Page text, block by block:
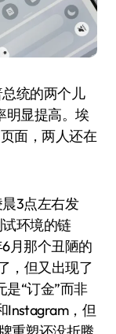
统的两个儿
显提高。埃
面，两人还在
3点左右发
环境的链
月那个丑陋的
，但又出现了
“订金”而非
Instagram，但